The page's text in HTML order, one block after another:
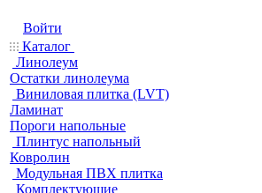
Войти
Каталог
Линолеум
Остатки линолеума
Виниловая плитка (LVT)
Ламинат
Пороги напольные
Плинтус напольный
Ковролин
Модульная ПВХ плитка
Комплектующие